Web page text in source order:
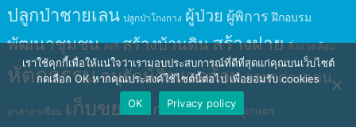
ปลูกป่าชายเลน ปลูกป่าโกงกาง ผู้ป่วย ผู้พิการ ฝึกอบรม
พัฒนาชุมชน สตรี สร้างบ้านดินสร้างฝาย สิ่งแวดล้อม
หัตถกรรมอนุรักษ์สิ่งแวดล้อมอาสาต่างแดน
อาสาอาเซียน เก็บขยะเด็กเยาวชน เรียนรู้เกษตร
เราใช้คุกกี้เพื่อให้แน่ใจว่าเรามอบประสบการณ์ที่ดีที่สุดแก่คุณบนเว็บไซต์
กดเลือก OK หากคุณประสงค์ใช้ไซต์นี้ต่อไป เพื่อยอมรับ cookies
OK
Privacy policy